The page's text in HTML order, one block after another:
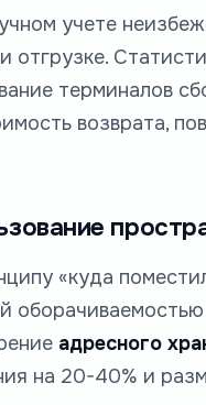
учете
отгрузке.
терминалов
возврата,
«куда
адресного
на 20-40% и